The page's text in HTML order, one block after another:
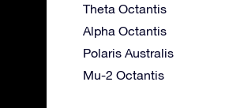
Theta Octantis
Alpha Octantis
Polaris Australis
Mu-2 Octantis